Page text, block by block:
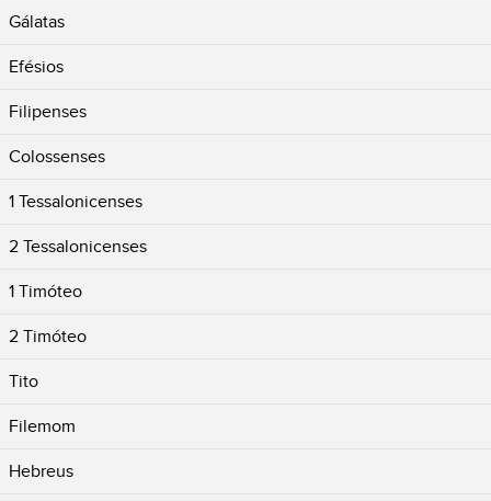
Gálatas
Efésios
Filipenses
Colossenses
1 Tessalonicenses
2 Tessalonicenses
1 Timóteo
2 Timóteo
Tito
Filemom
Hebreus